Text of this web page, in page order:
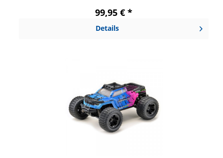
99,95 € *
Details